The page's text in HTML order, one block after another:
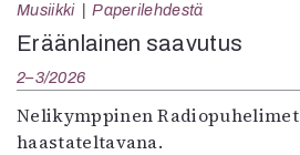
Musiikki Paperilehdestä
Eräänlainen saavutus
2–3/2026
Nelikymppinen
haastateltavana.